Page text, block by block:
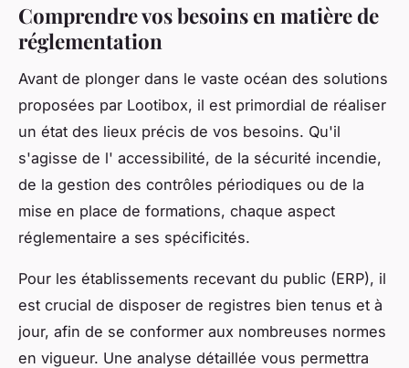
Comprendre vos besoins en matière de
réglementation
Avant de plonger dans le vaste océan des solutions
proposées par Lootibox, il est primordial de réaliser
un état des lieux précis de vos besoins. Qu'il
s'agisse de l' accessibilité, de la sécurité incendie,
de la gestion des contrôles périodiques ou de la
mise en place de formations, chaque aspect
réglementaire a ses spécificités.
Pour les établissements recevant du public (ERP), il
est crucial de disposer de registres bien tenus et à
jour, afin de se conformer aux nombreuses normes
en vigueur. Une analyse détaillée vous permettra